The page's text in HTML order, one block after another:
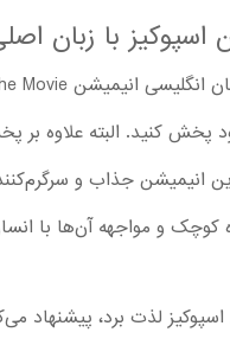
اسپوکیز با زبان
پخش کنید. البته علاوه بر
انیمیشن جذاب و
کوچک و مواجهه آن‌ها با
لذت برد، پیشنهاد